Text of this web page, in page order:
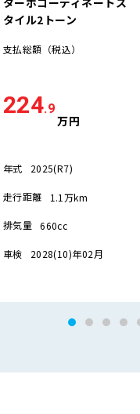
タイル2トーン
支払総額 （税込）
224.9
万円
年式 2025(R7)
走行距離 1.1万km
排気量 660cc
車検 2028(10)年02月